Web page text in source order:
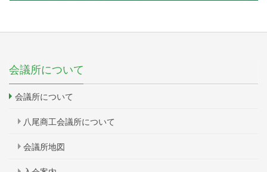
会議所について
会議所について
八尾商工会議所について
会議所地図